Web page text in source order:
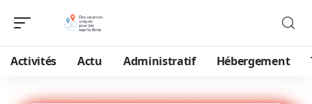
Activités Actu Administratif Hébergement